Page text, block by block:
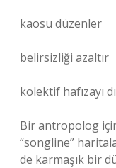
kaosu düzenler
belirsizliği azaltır
kolektif hafızayı
Bir antropolog
“songline”
de karmaşık bir